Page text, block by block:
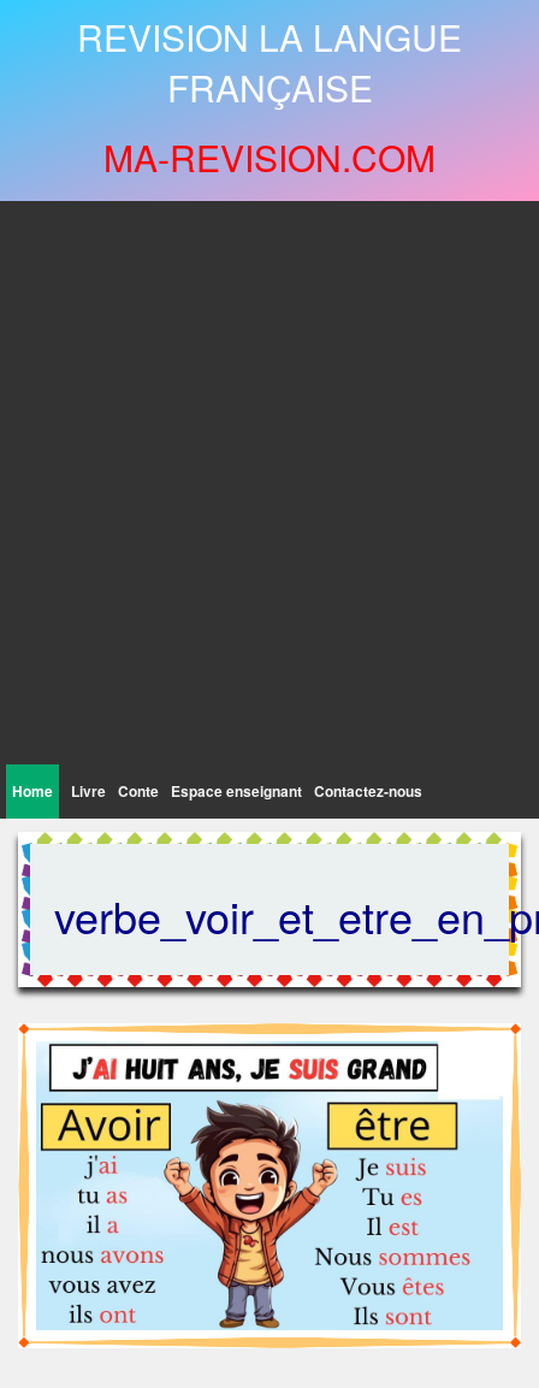
REVISION LA LANGUE
FRANÇAISE
MA-REVISION.COM
Home Livre Conte Espace enseignant Contactez-nous